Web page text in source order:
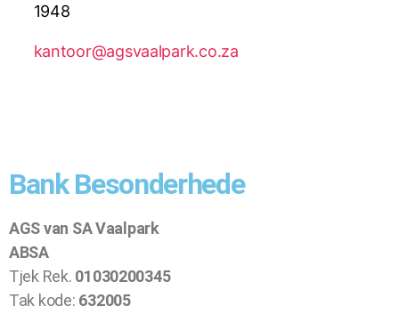
1948
kantoor@agsvaalpark.co.za
Bank Besonderhede
AGS van SA Vaalpark
ABSA
Tjek Rek. 01030200345
Tak kode: 632005